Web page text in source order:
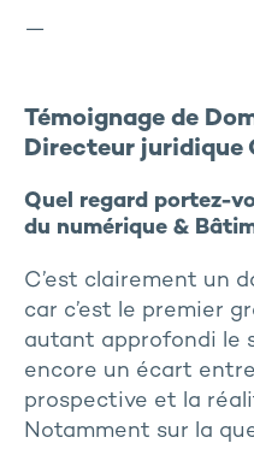
—
Témoignage de
Directeur juridique
Quel regard portez-
du numérique &
C’est clairement un
car c’est le premier
autant approfondi le
encore un écart
prospective et la
Notamment sur la